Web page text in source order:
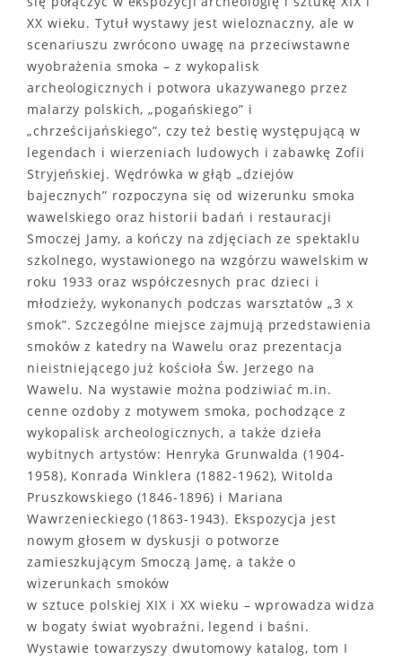
XX wieku. Tytuł wystawy jest wieloznaczny, ale w
scenariuszu zwrócono uwagę na przeciwstawne
wyobrażenia smoka – z wykopalisk
archeologicznych i potwora ukazywanego przez
malarzy polskich, „pogańskiego” i
„chrześcijańskiego”, czy też bestię występującą w
legendach i wierzeniach ludowych i zabawkę Zofii
Stryjeńskiej. Wędrówka w głąb „dziejów
bajecznych” rozpoczyna się od wizerunku smoka
wawelskiego oraz historii badań i restauracji
Smoczej Jamy, a kończy na zdjęciach ze spektaklu
szkolnego, wystawionego na wzgórzu wawelskim w
roku 1933 oraz współczesnych prac dzieci i
młodzieży, wykonanych podczas warsztatów „3 x
smok”. Szczególne miejsce zajmują przedstawienia
smoków z katedry na Wawelu oraz prezentacja
nieistniejącego już kościoła Św. Jerzego na
Wawelu. Na wystawie można podziwiać m.in.
cenne ozdoby z motywem smoka, pochodzące z
wykopalisk archeologicznych, a także dzieła
wybitnych artystów: Henryka Grunwalda (1904-
1958), Konrada Winklera (1882-1962), Witolda
Pruszkowskiego (1846-1896) i Mariana
Wawrzenieckiego (1863-1943). Ekspozycja jest
nowym głosem w dyskusji o potworze
zamieszkującym Smoczą Jamę, a także o
wizerunkach smoków
w sztuce polskiej XIX i XX wieku – wprowadza widza
w bogaty świat wyobraźni, legend i baśni.
Wystawie towarzyszy dwutomowy katalog, tom I